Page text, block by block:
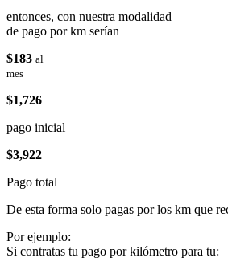
entonces, con nuestra modalidad
de pago por km serían
$183 al
mes
$1,726
pago inicial
$3,922
Pago total
De esta forma solo pagas por los km que
Por ejemplo:
Si contratas tu pago por kilómetro para tu: